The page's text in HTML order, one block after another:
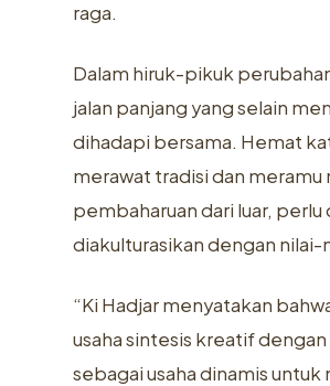
raga.
Dalam hiruk-pikuk
jalan panjang yang selain
dihadapi bersama. Hemat
merawat tradisi dan
pembaharuan dari luar,
diakulturasikan dengan nilai-
“Ki Hadjar menyatakan
usaha sintesis kreatif
sebagai usaha dinamis